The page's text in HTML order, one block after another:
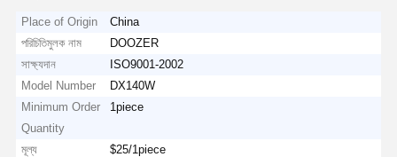
Place of Origin
China
পরিচিতিমুলক নাম
DOOZER
সাক্ষ্যদান
ISO9001-2002
Model Number
DX140W
Minimum Order
Quantity
1piece
মূল্য
$25/1piece